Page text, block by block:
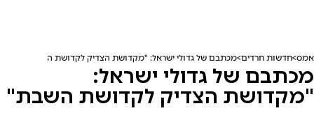
אמס חדשות חרדים מכתבם של גדולי ישראל: "מקדושת הצדיק לקדושת השבת"
מכתבם של גדולי ישראל:
"מקדושת הצדיק לקדושת השבת"